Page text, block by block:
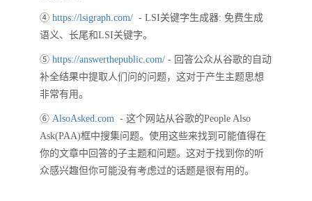
④ https://lsigraph.com/ - LSI关键字生成器: 免费生成
语义、长尾和LSI关键字。
⑤ https://answerthepublic.com/ - 回答公众从谷歌的自动
补全结果中提取人们问的问题，这对于产生主题思想
非常有用。
⑥ AlsoAsked.com - 这个网站从谷歌的People Also
Ask(PAA)框中搜集问题。使用这些来找到可能值得在
你的文章中回答的子主题和问题。这对于找到你的听
众感兴趣但你可能没有考虑过的话题是很有用的。